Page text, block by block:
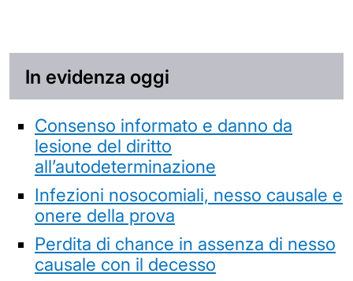
In evidenza oggi
Consenso informato e danno da
lesione del diritto
all’autodeterminazione
Infezioni nosocomiali, nesso causale e
onere della prova
Perdita di chance in assenza di nesso
causale con il decesso